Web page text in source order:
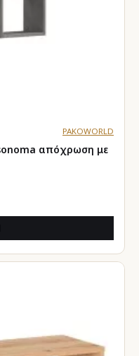
PAKOWORLD